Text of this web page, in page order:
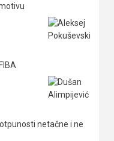
netačne i ne